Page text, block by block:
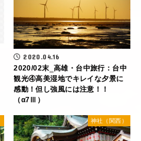
2020.04.16
2020/02末‗高雄・台中旅行：台中
観光④高美湿地でキレイな夕景に
感動！但し強風には注意！！
（α7Ⅲ）
神社（関西）